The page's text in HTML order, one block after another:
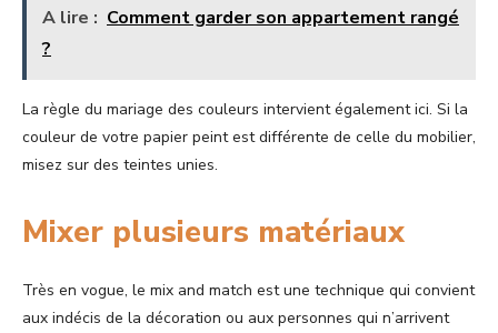
A lire : Comment garder son appartement rangé
?
La règle du mariage des couleurs intervient également ici. Si la
couleur de votre papier peint est différente de celle du mobilier,
misez sur des teintes unies.
Mixer plusieurs matériaux
Très en vogue, le mix and match est une technique qui convient
aux indécis de la décoration ou aux personnes qui n’arrivent